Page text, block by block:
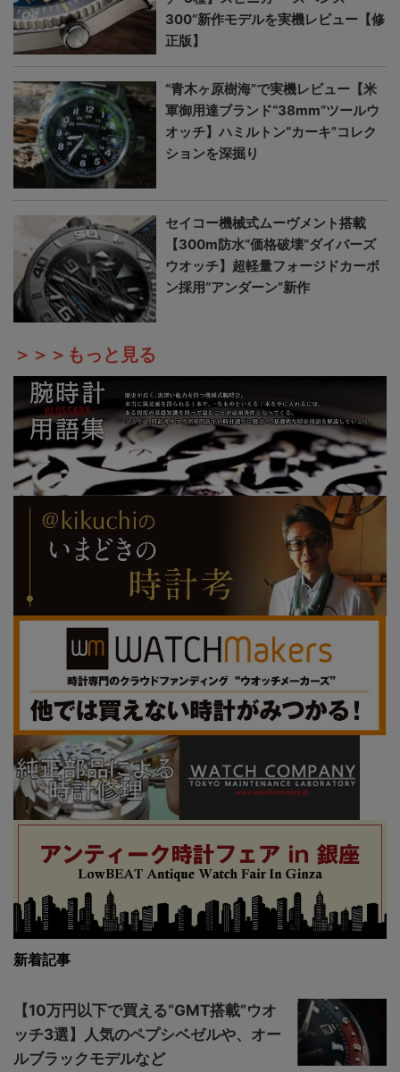
300”新作モデルを実機レビュー【修
正版】
“青木ヶ原樹海”で実機レビュー【米
軍御用達ブランド“38mm”ツールウ
オッチ】ハミルトン“カーキ”コレク
ションを深掘り
セイコー機械式ムーヴメント搭載
【300m防水“価格破壊”ダイバーズ
ウオッチ】超軽量フォージドカーボ
ン採用“アンダーン”新作
＞＞＞もっと見る
新着記事
【10万円以下で買える“GMT搭載”ウオ
ッチ3選】人気のペプシベゼルや、オー
ルブラックモデルなど